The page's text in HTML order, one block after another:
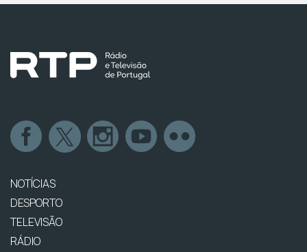
NOTÍCIAS
DESPORTO
TELEVISÃO
RÁDIO